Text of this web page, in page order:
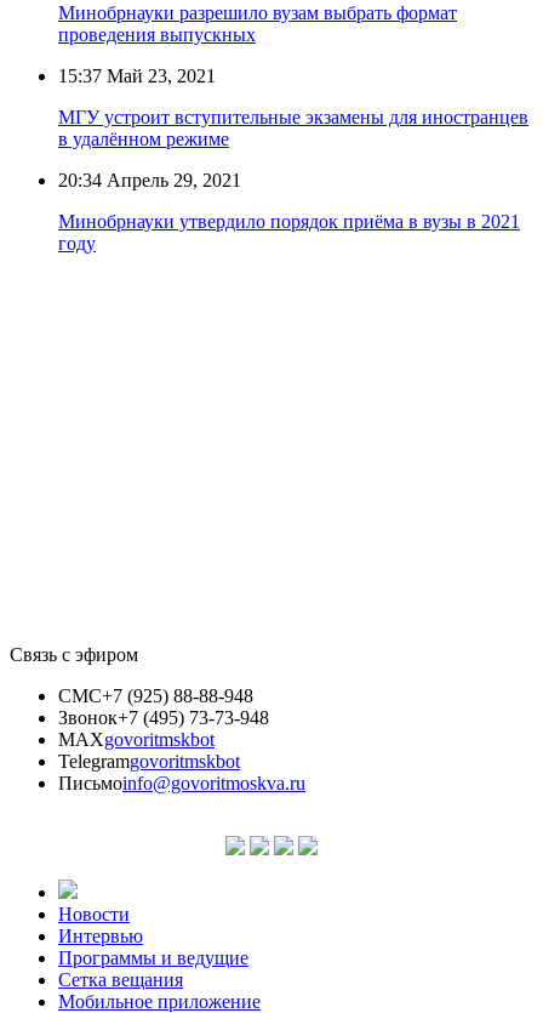
Минобрнауки разрешило вузам выбрать формат
проведения выпускных
15:37 Май 23, 2021
МГУ устроит вступительные экзамены для иностранцев
в удалённом режиме
20:34 Апрель 29, 2021
Минобрнауки утвердило порядок приёма в вузы в 2021
году
Связь с эфиром
СМС+7 (925) 88-88-948
Звонок+7 (495) 73-73-948
MAXgovoritmskbot
Telegramgovoritmskbot
Письмоinfo@govoritmoskva.ru
Новости
Интервью
Программы и ведущие
Сетка вещания
Мобильное приложение